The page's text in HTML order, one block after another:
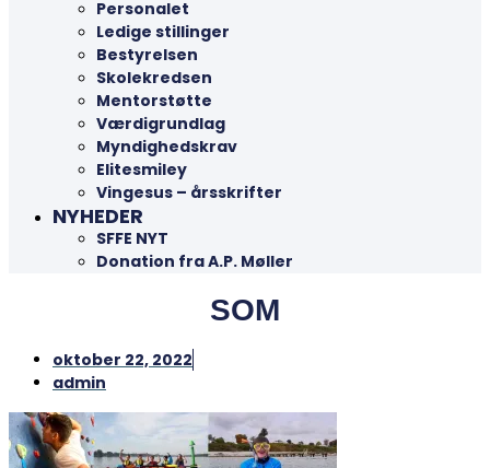
Personalet
Ledige stillinger
Bestyrelsen
Skolekredsen
Mentorstøtte
Værdigrundlag
Myndighedskrav
Elitesmiley
Vingesus – årsskrifter
NYHEDER
SFFE NYT
Donation fra A.P. Møller
SOM
oktober 22, 2022
admin